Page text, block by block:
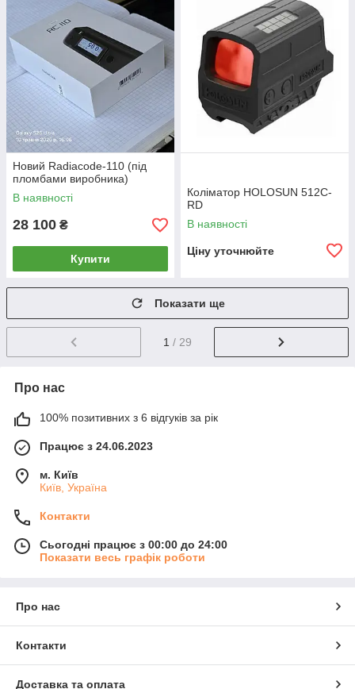
Новий Radiacode-110 (під
пломбами виробника)
В наявності
28 100 ₴
Купити
Коліматор HOLOSUN 512C-
RD
В наявності
Ціну уточнюйте
Показати ще
1 / 29
Про нас
100% позитивних з 6 відгуків за рік
Працює з 24.06.2023
м. Київ
Київ, Україна
Контакти
Сьогодні працює з 00:00 до 24:00
Показати весь графік роботи
Про нас
Контакти
Доставка та оплата